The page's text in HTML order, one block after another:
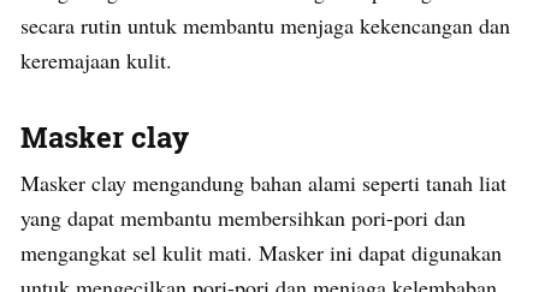
secara rutin untuk membantu menjaga kekencangan dan
keremajaan kulit.
Masker clay
Masker clay mengandung bahan alami seperti tanah liat
yang dapat membantu membersihkan pori-pori dan
mengangkat sel kulit mati. Masker ini dapat digunakan